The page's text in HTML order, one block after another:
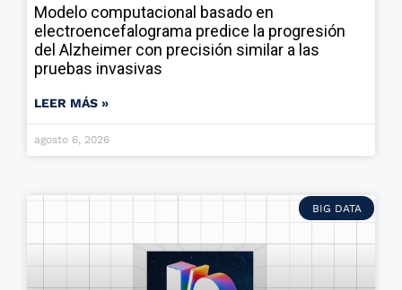
Modelo computacional basado en
electroencefalograma predice la progresión
del Alzheimer con precisión similar a las
pruebas invasivas
LEER MÁS »
agosto 6, 2026
BIG DATA